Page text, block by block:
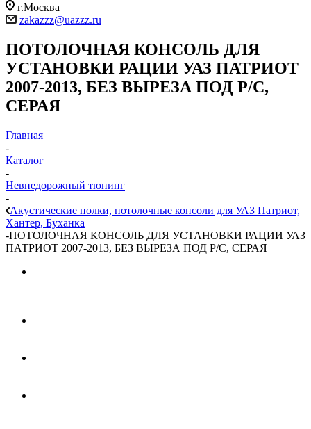
г.Москва
zakazzz@uazzz.ru
ПОТОЛОЧНАЯ КОНСОЛЬ ДЛЯ
УСТАНОВКИ РАЦИИ УАЗ ПАТРИОТ
2007-2013, БЕЗ ВЫРЕЗА ПОД Р/C,
СЕРАЯ
Главная
-
Каталог
-
Невнедорожный тюнинг
-
Акустические полки, потолочные консоли для УАЗ Патриот,
Хантер, Буханка
-ПОТОЛОЧНАЯ КОНСОЛЬ ДЛЯ УСТАНОВКИ РАЦИИ УАЗ
ПАТРИОТ 2007-2013, БЕЗ ВЫРЕЗА ПОД Р/C, СЕРАЯ